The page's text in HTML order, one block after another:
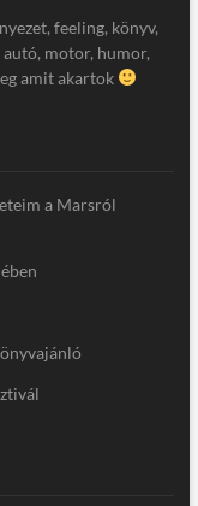
feeling, könyv,
motor, humor,
amit akartok
a Marsról